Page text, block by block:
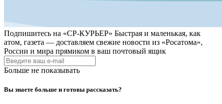
Подпишитесь на «СР-КУРЬЕР» Быстрая и маленькая, как
атом, газета — доставляем свежие новости из «Росатома»,
России и мира прямиком в ваш почтовый ящик
Больше не показывать
Вы знаете больше и готовы рассказать?